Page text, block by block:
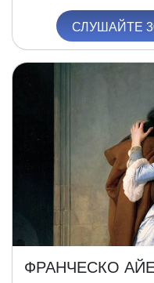
СЛУШАЙТЕ
ФРАНЧЕСКО